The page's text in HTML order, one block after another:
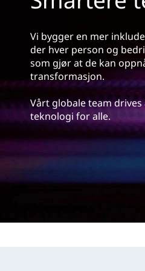
Vi bygger en mer
der hver person og
som gjør at de kan
transformasjon.
Vårt globale team
teknologi for alle.